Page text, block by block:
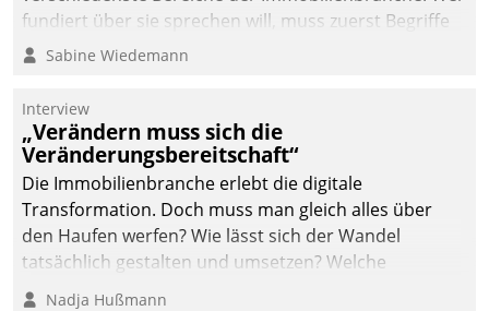
fundiert über sie sprechen will, muss zuerst Begriffe
klären. Ein Aspekt ist die betriebliche Optimierung:
Einsparungen durch optimierte und automatisierte
Prozesse. Doch man darf nicht zu viel erwarten: Allein
mit der Einführung einer neuen Software ist es nicht
getan. Die Digitalisierung erfordert von Unternehmen
die Bereitschaft, sich zu überprüfen, zu hinterfragen
und zu verändern.
Sabine Wiedemann
Interview
„Verändern muss sich die
Veränderungsbereitschaft“
Die Immobilienbranche erlebt die digitale
Transformation. Doch muss man gleich alles über
den Haufen werfen? Wie lässt sich der Wandel
tatsächlich gestalten und umsetzen? Welche
Argumente zählen wirklich?
Nadja Hußmann